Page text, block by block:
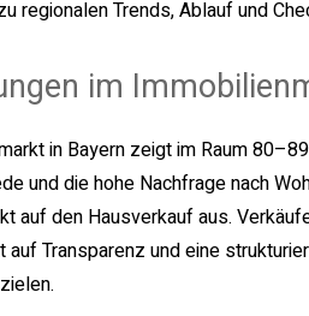
regionalen Trends, Ablauf und
im
in Bayern zeigt im Raum
und die hohe Nachfrage nach
auf den Hausverkauf aus.
auf Transparenz und eine